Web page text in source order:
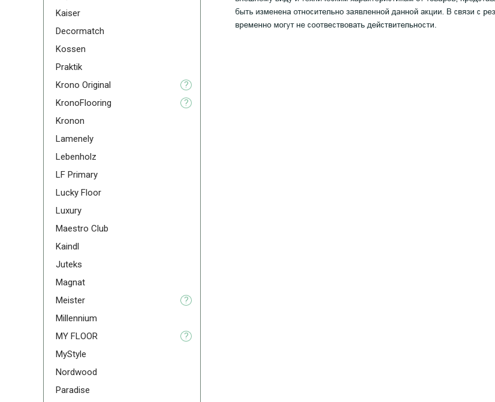
Kaiser
Decormatch
Kossen
Praktik
Krono Original
?
KronoFlooring
?
Kronon
Lamenely
Lebenholz
LF Primary
Lucky Floor
Luxury
Maestro Club
Kaindl
Juteks
Magnat
Meister
?
Millennium
MY FLOOR
?
MyStyle
Nordwood
Paradise